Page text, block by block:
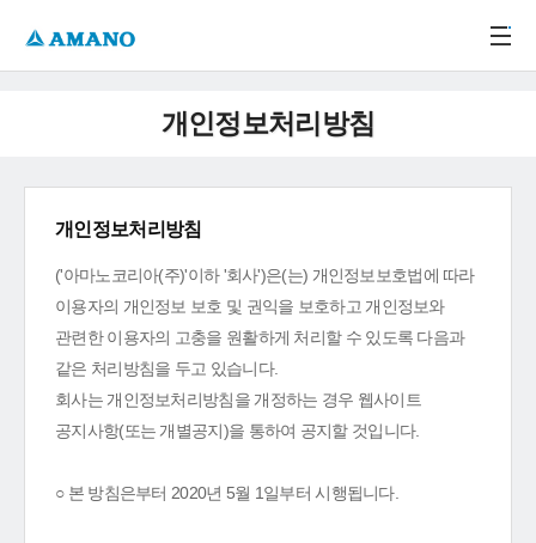
개인정보처리방침
개인정보처리방침
('아마노코리아(주)'이하 '회사')은(는) 개인정보보호법에 따라
이용자의 개인정보 보호 및 권익을 보호하고 개인정보와
관련한 이용자의 고충을 원활하게 처리할 수 있도록 다음과
같은 처리방침을 두고 있습니다.
회사는 개인정보처리방침을 개정하는 경우 웹사이트
공지사항(또는 개별공지)을 통하여 공지할 것입니다.
○ 본 방침은부터 2020년 5월 1일부터 시행됩니다.